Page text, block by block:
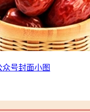
号封面小图